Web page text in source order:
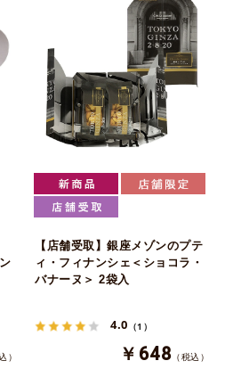
）
【店舗受取】銀座メゾンのプテ
ィ・フィナンシェ＜ショコラ・
バナーヌ＞ 2袋入
4.0 （1）
￥648 （税込）